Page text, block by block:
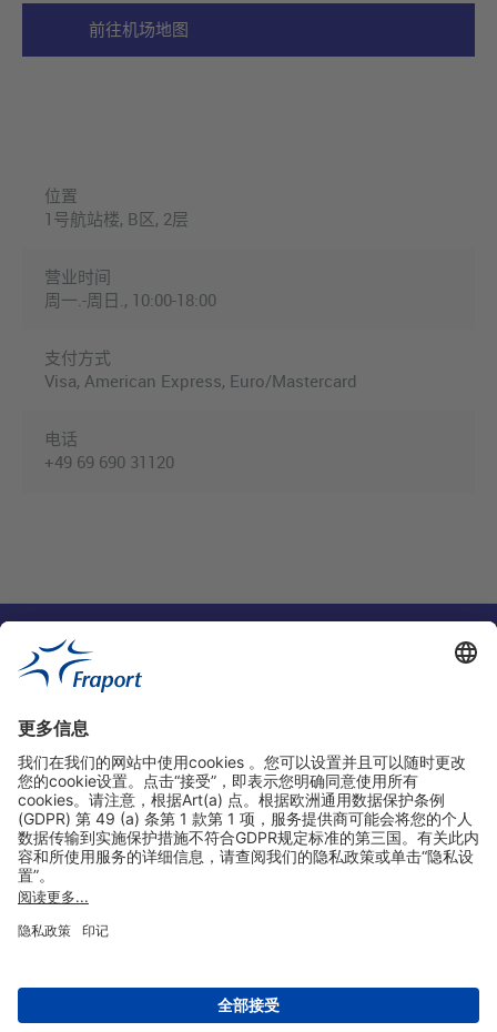
前往机场地图
位置
1号航站楼, B区, 2层
营业时间
周一.-周日., 10:00-18:00
支付方式
Visa, American Express, Euro/Mastercard
电话
+49 69 690 31120
实用链接
购物&线上预定
关于我们
设置